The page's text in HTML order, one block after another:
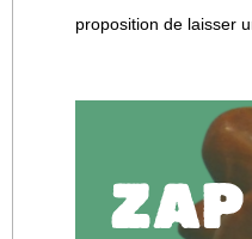
proposition de laisser